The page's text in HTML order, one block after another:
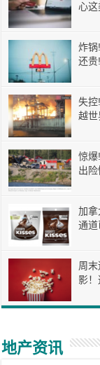
心
炸锅
还贵!
失
越世
惊
出
加
通道
周
影
地产资讯